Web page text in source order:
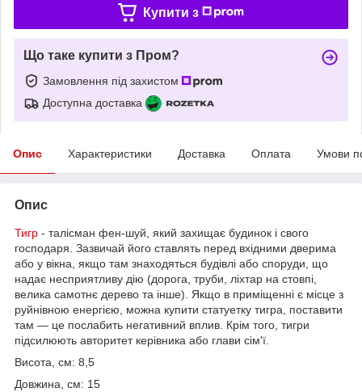
Купити з
Що таке купити з Пром?
Замовлення під захистом
Доступна доставка
Опис Характеристики Доставка Оплата Умови
Опис
Тигр - талісман фен-шуй, який захищає будинок і свого
господаря. Зазвичай його ставлять перед вхідними дверима
або у вікна, якщо там знаходяться будівлі або споруди, що
надає несприятливу дію (дорога, труби, ліхтар на стовпі,
велика самотнє дерево та інше). Якщо в приміщенні є місце з
руйнівною енергією, можна купити статуетку тигра, поставити
там — це послабить негативний вплив. Крім того, тигри
підсилюють авторитет керівника або глави сім'ї.
Висота, см: 8,5
Довжина, см: 15